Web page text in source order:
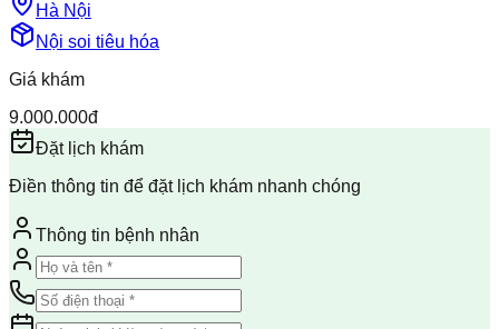
Hà Nội
Nội soi tiêu hóa
Giá khám
9.000.000đ
Đặt lịch khám
Điền thông tin để đặt lịch khám nhanh chóng
Thông tin bệnh nhân